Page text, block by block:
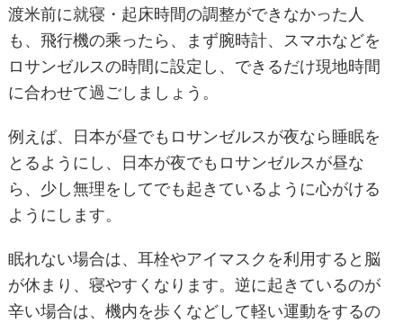
渡米前に就寝・起床時間の調整ができなかった人
も、飛行機の乘ったら、まず腕時計、スマホなどを
ロサンゼルスの時間に設定し、できるだけ現地時間
に合わせて過ごしましょう。
例えば、日本が昼でもロサンゼルスが夜なら睡眠を
とるようにし、日本が夜でもロサンゼルスが昼な
ら、少し無理をしてでも起きているように心がける
ようにします。
眠れない場合は、耳栓やアイマスクを利用すると脳
が休まり、寝やすくなります。逆に起きているのが
辛い場合は、機内を歩くなどして軽い運動をするの